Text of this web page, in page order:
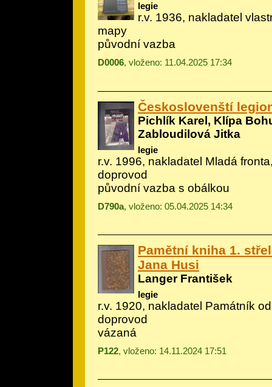
legie
r.v. 1936, nakladatel
mapy
původní vazba
D0006, vloženo: 11.04.2025 17:34
Českoslovenští
Pichlík Karel, Klípa
Zabloudilová Jitka
legie
r.v. 1996, nakladatel Mladá
doprovod
původní vazba s obálkou
D790a, vloženo: 05.04.2025 14:34
Pamětní kniha 1.
Jana Husi
Langer František
legie
r.v. 1920, nakladatel Památník
doprovod
vázaná
P122, vloženo: 14.11.2024 17:51